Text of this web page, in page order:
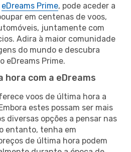
eDreams Prime, pode aceder a
em centenas de voos,
juntamente com
Adira à maior comunidade
do mundo e descubra
eDreams Prime.
hora com a eDreams
voos de última hora a
estes possam ser mais
diversas opções a pensar nas
entanto, tenha em
de última hora podem